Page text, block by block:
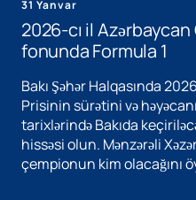
31 Yanvar
2026-cı il
fonunda Formula 1
Bakı Şəhər Halqasında
Prisinin sürətini və
tarixlərində Bakıda
hissəsi olun. Mənzərəli
çempionun kim olacağını